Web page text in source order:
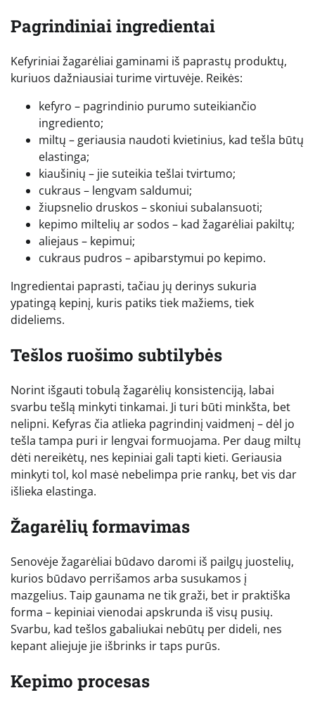
Pagrindiniai ingredientai
Kefyriniai žagarėliai gaminami iš paprastų produktų,
kuriuos dažniausiai turime virtuvėje. Reikės:
kefyro – pagrindinio purumo suteikiančio
ingrediento;
miltų – geriausia naudoti kvietinius, kad tešla būtų
elastinga;
kiaušinių – jie suteikia tešlai tvirtumo;
cukraus – lengvam saldumui;
žiupsnelio druskos – skoniui subalansuoti;
kepimo miltelių ar sodos – kad žagarėliai pakiltų;
aliejaus – kepimui;
cukraus pudros – apibarstymui po kepimo.
Ingredientai paprasti, tačiau jų derinys sukuria
ypatingą kepinį, kuris patiks tiek mažiems, tiek
dideliems.
Tešlos ruošimo subtilybės
Norint išgauti tobulą žagarėlių konsistenciją, labai
svarbu tešlą minkyti tinkamai. Ji turi būti minkšta, bet
nelipni. Kefyras čia atlieka pagrindinį vaidmenį – dėl jo
tešla tampa puri ir lengvai formuojama. Per daug miltų
dėti nereikėtų, nes kepiniai gali tapti kieti. Geriausia
minkyti tol, kol masė nebelimpa prie rankų, bet vis dar
išlieka elastinga.
Žagarėlių formavimas
Senovėje žagarėliai būdavo daromi iš pailgų juostelių,
kurios būdavo perrišamos arba susukamos į
mazgelius. Taip gaunama ne tik graži, bet ir praktiška
forma – kepiniai vienodai apskrunda iš visų pusių.
Svarbu, kad tešlos gabaliukai nebūtų per dideli, nes
kepant aliejuje jie išbrinks ir taps purūs.
Kepimo procesas